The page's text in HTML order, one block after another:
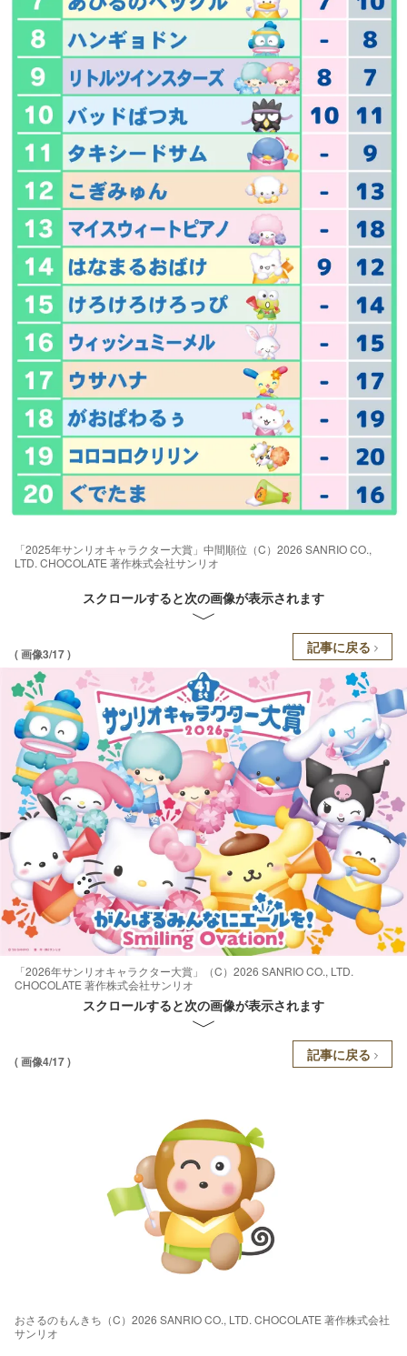
「2025年サンリオキャラクター大賞」中間順位（C）2026 SANRIO CO.,
LTD. CHOCOLATE 著作株式会社サンリオ
スクロールすると次の画像が表示されます
( 画像3/17 ) 記事に戻る
「2026年サンリオキャラクター大賞」（C）2026 SANRIO CO., LTD.
CHOCOLATE 著作株式会社サンリオ
スクロールすると次の画像が表示されます
( 画像4/17 ) 記事に戻る
おさるのもんきち（C）2026 SANRIO CO., LTD. CHOCOLATE 著作株式会社
サンリオ